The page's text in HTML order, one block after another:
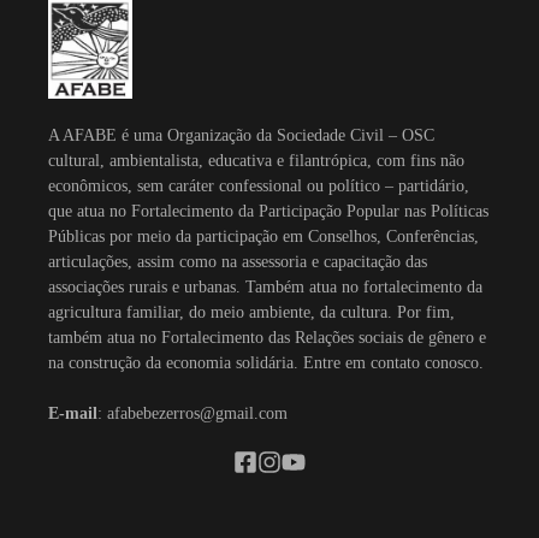
A AFABE é uma Organização da Sociedade Civil – OSC
cultural, ambientalista, educativa e filantrópica, com fins não
econômicos, sem caráter confessional ou político – partidário,
que atua no Fortalecimento da Participação Popular nas Políticas
Públicas por meio da participação em Conselhos, Conferências,
articulações, assim como na assessoria e capacitação das
associações rurais e urbanas. Também atua no fortalecimento da
agricultura familiar, do meio ambiente, da cultura. Por fim,
também atua no Fortalecimento das Relações sociais de gênero e
na construção da economia solidária. Entre em contato conosco.
E-mail: afabebezerros@gmail.com